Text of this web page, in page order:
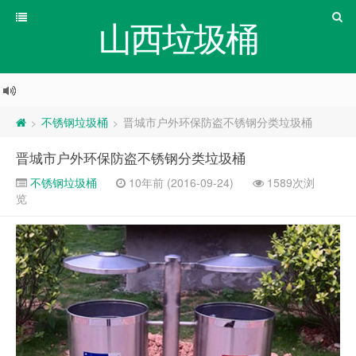
山西垃圾桶
> 不锈钢垃圾桶 > 晋城市户外环保防盗不锈钢分类垃圾桶
晋城市户外环保防盗不锈钢分类垃圾桶
不锈钢垃圾桶 10年前 (2016-09-24)
1589次浏
览